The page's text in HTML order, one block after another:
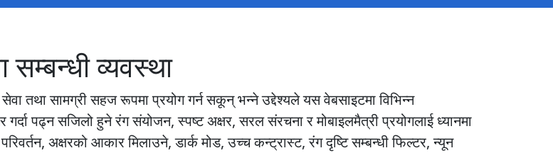
व्यवस्था
तथा सामग्री सहज रूपमा प्रयोग गर्न सकून् भन्ने उद्देश्यले यस वेबसाइटमा विभिन्न
पढ्न सजिलो हुने रंग संयोजन, स्पष्ट अक्षर, सरल संरचना र मोबाइलमैत्री प्रयोगलाई ध्यानमा
अक्षरको आकार मिलाउने, डार्क मोड, उच्च कन्ट्रास्ट, रंग दृष्टि सम्बन्धी फिल्टर, न्यून